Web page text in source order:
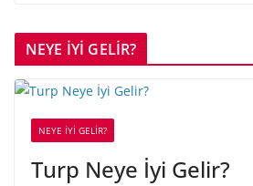
NEYE İYİ GELİR?
NEYE İYİ GELİR?
Turp Neye İyi Gelir?